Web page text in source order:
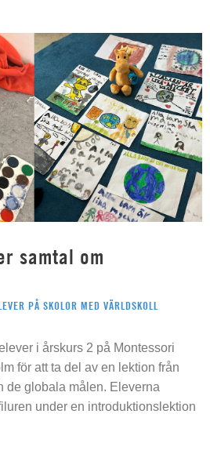
samtal om
PÅ SKOLOR MED VÄRLDSKOLL
i årskurs 2 på Montessori
för att ta del av en lektion från
de globala målen. Eleverna
under en introduktionslektion